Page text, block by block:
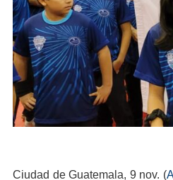
Ciudad de Guatemala, 9 nov. (